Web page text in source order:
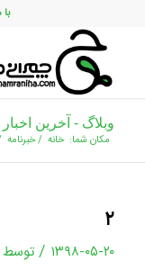
با
وبلاگ - آخرین اخبار
مکان شما: خانه /خبرنامه
۲
۱۳۹۸-۰۵-۲۰ / توسط